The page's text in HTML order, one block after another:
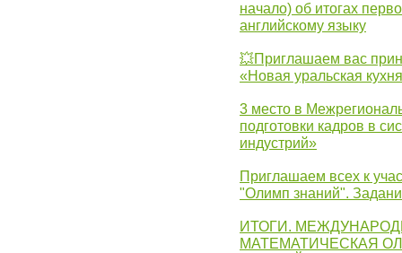
начало) об итогах
английскому языку
💥Приглашаем вас
«Новая уральская
3 место в
подготовки кадров в
индустрий»
Приглашаем всех к
"Олимп знаний".
ИТОГИ.
МАТЕМАТИЧЕСКАЯ